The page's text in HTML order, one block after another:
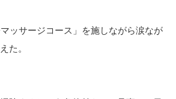
ッサージコース」を施しながら涙なが
た。